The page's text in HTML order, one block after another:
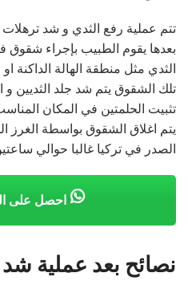
تتم عملية رفع الثدي و شد ترهلات
بعدها يقوم الطبيب بإجراء
الثدي مثل منطقة الهالة الداكنة
تلك الشقوق يتم شد جلد الثديين و
تثبيت الحلمتين في المكان
يتم اغلاق الشقوق بواسطة الغرز
الصدر في تركيا غالبا حوالي ساعتين إلى 3 ساعات تقريبا
احصل على
نصائح بعد عملية شد